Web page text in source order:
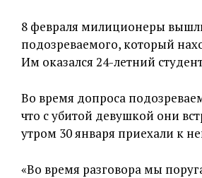
8 февраля милиционеры
подозреваемого, который
Им оказался 24-летний
Во время допроса
что с убитой девушкой они
утром 30 января приехали к
«Во время разговора мы